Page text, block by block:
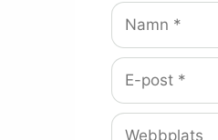
Namn
E-
post
Webbplats